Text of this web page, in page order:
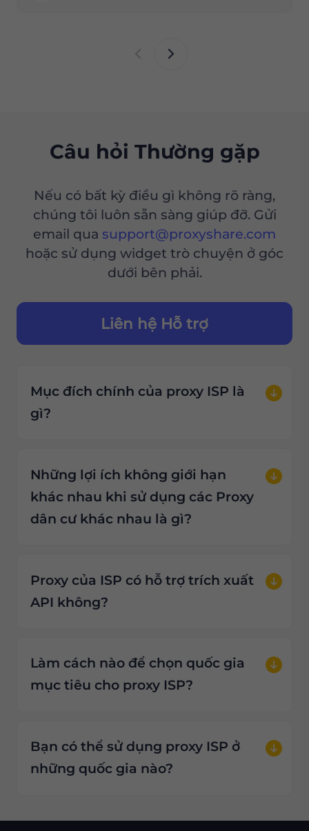
Câu hỏi Thường gặp
Nếu có bất kỳ điều gì không rõ ràng,
chúng tôi luôn sẵn sàng giúp đỡ. Gửi
email qua support@proxyshare.com
hoặc sử dụng widget trò chuyện ở góc
dưới bên phải.
Liên hệ Hỗ trợ
Mục đích chính của proxy ISP là
gì?
Những lợi ích không giới hạn
khác nhau khi sử dụng các Proxy
dân cư khác nhau là gì?
Proxy của ISP có hỗ trợ trích xuất
API không?
Làm cách nào để chọn quốc gia
mục tiêu cho proxy ISP?
Bạn có thể sử dụng proxy ISP ở
những quốc gia nào?